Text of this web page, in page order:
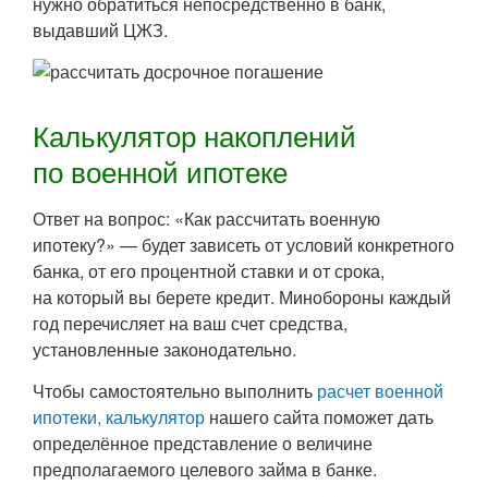
выдавший ЦЖЗ.
Калькулятор накоплений
по военной ипотеке
Ответ на вопрос: «Как рассчитать военную
ипотеку?» — будет зависеть от условий конкретного
банка, от его процентной ставки и от срока,
на который вы берете кредит. Минобороны каждый
год перечисляет на ваш счет средства,
установленные законодательно.
Чтобы самостоятельно выполнить расчет военной
ипотеки, калькулятор нашего сайта поможет дать
определённое представление о величине
предполагаемого целевого займа в банке.